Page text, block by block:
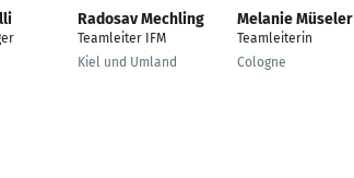
Radosav Mechling
Teamleiter IFM
Kiel und Umland
Melanie Müseler
Teamleiterin
Cologne